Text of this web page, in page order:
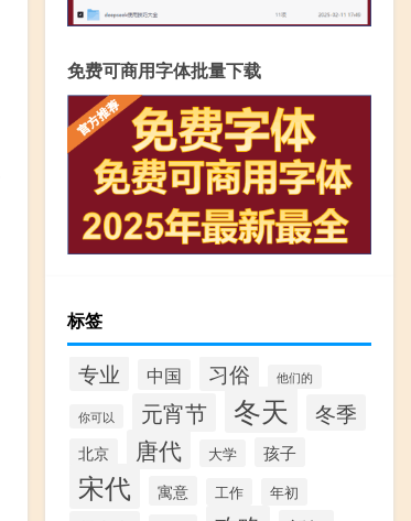
免费可商用字体批量下载
标签
专业 中国 习俗 他们的
你可以 元宵节 冬天 冬季
北京 唐代 大学 孩子
宋代 寓意 工作 年初